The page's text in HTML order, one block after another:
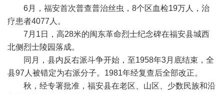
6月，福安首次普查普治丝虫，8个区血检19万人，治
疗患者4077人。
7月1日，高28米的闽东革命烈士纪念碑在福安县城西
北侧烈士陵园落成。
同月，县内反右派斗争开始，至1958年3月底结束，全
县97人被错定为右派分子。1981年经复查后全部改正。
秋，经专署批准，福安县在老区、山区、少数民族和沿